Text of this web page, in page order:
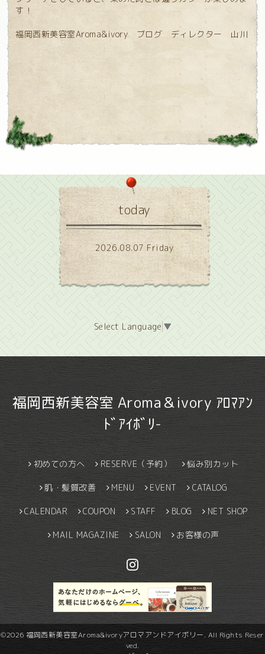
す！
福岡西新美容室Aroma&ivory ブログ ディレクター 山川
today
2026.08.07 Friday
Select Language ▼
福岡西新美容室 Aroma＆ivory ｱﾛﾏｱﾝ
ﾄﾞｱｲﾎﾞﾘ-
初めての方へ RESERVE（予約） 悩み別カット
肌・髪質改善 MENU EVENT CATALOG
CALENDAR COUPON STAFF BLOG NET SHOP
MAIL MAGAZINE SALON お客様の声
©2026福岡西新美容室Aroma&ivoryアロマアンドアイボリー. All Rights Reser
ved.